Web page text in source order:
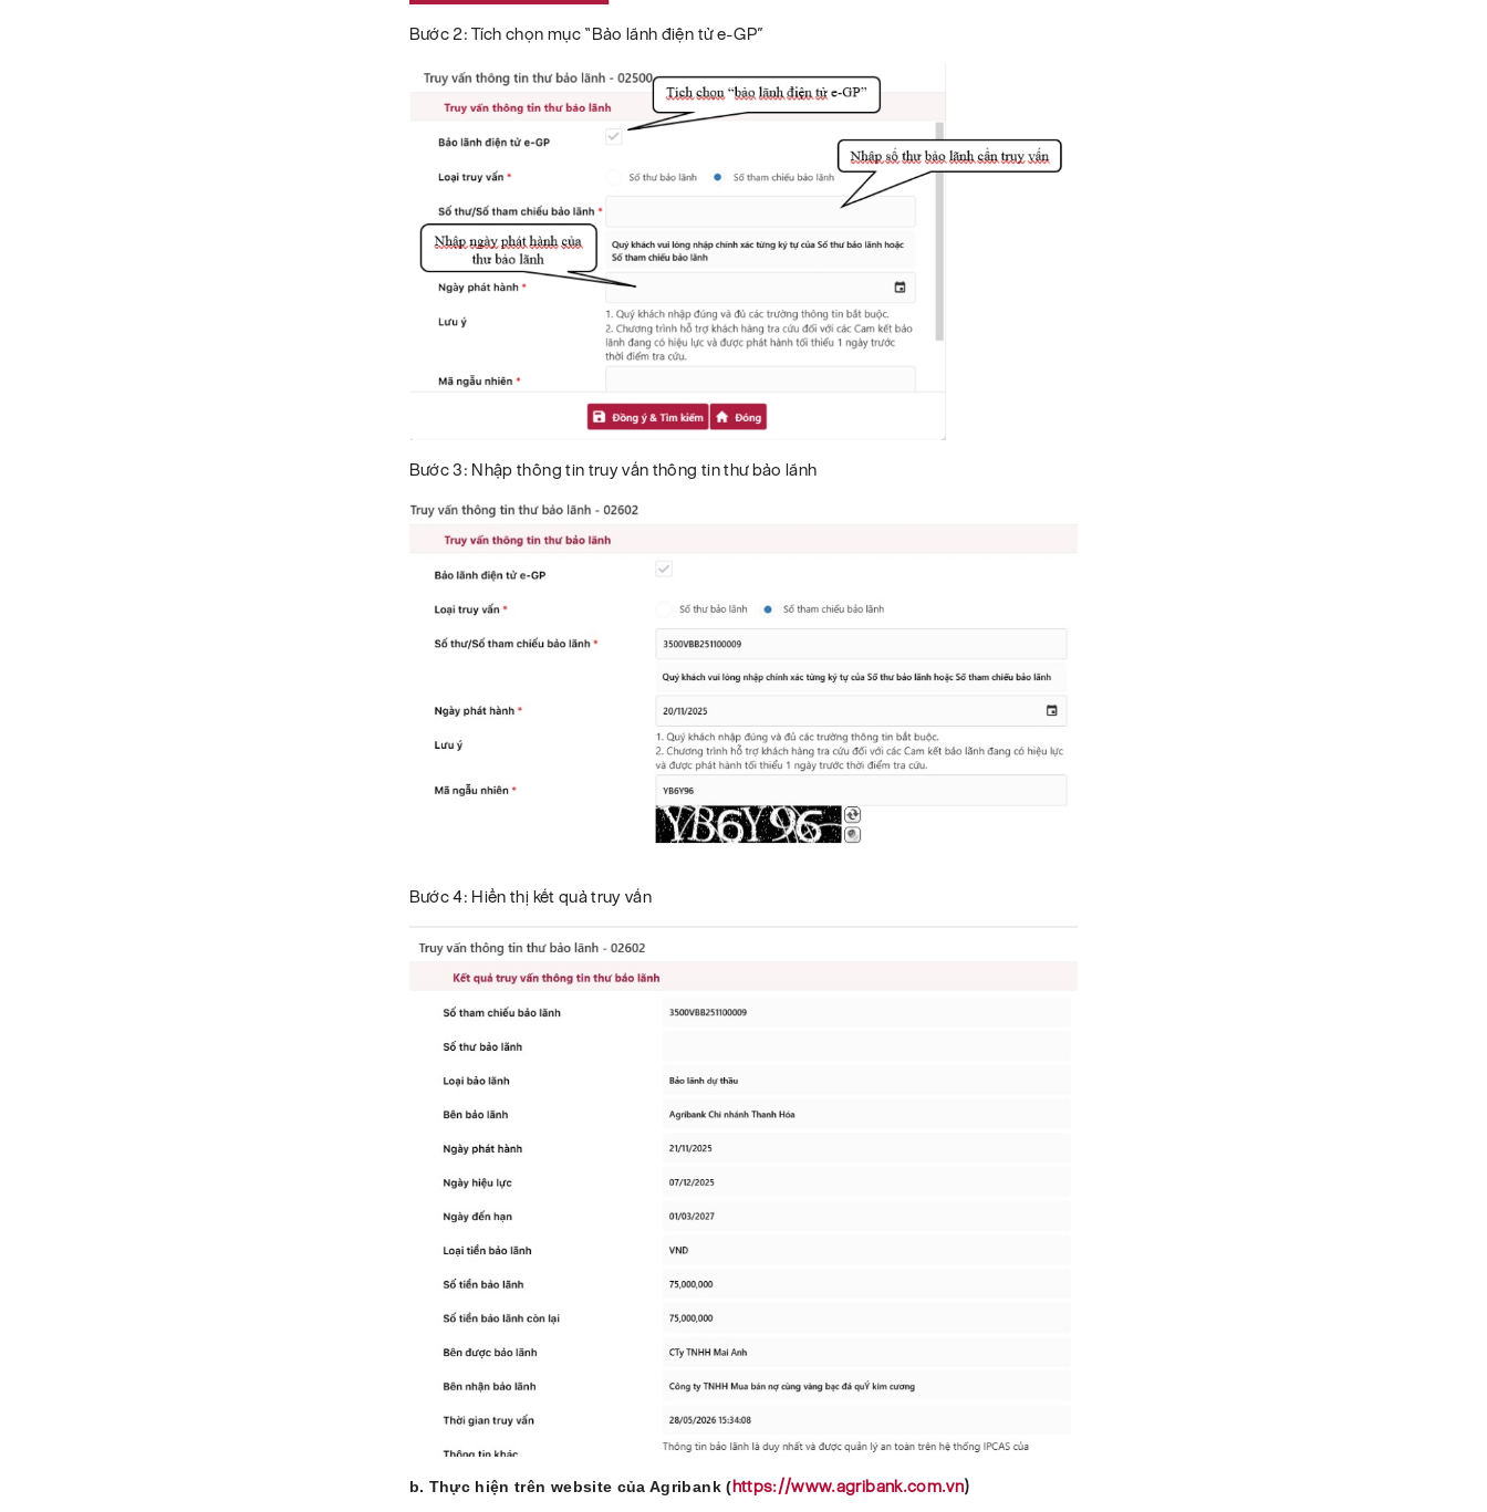
Bước 2: Tích chọn mục “Bảo lãnh điện tử e-GP”
Bước 3: Nhập thông tin truy vấn thông tin thư bảo lãnh
Bước 4: Hiển thị kết quả truy vấn
b. Thực hiện trên website của Agribank (https://www.agribank.com.vn)